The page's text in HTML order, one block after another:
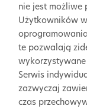
nie jest możliwe
Użytkowników
te pozwalają
Serwis
zazwyczaj
czas